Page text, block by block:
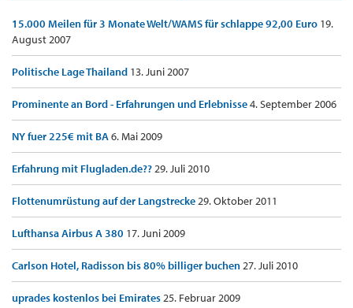
15.000 Meilen für 3 Monate Welt/WAMS für schlappe 92,00 Euro 19.
August 2007
Politische Lage Thailand 13. Juni 2007
Prominente an Bord - Erfahrungen und Erlebnisse4. September 2006
NY fuer 225€ mit BA6. Mai 2009
Erfahrung mit Flugladen.de??29. Juli 2010
Flottenumrüstung auf der Langstrecke29. Oktober 2011
Lufthansa Airbus A 380 17. Juni 2009
Carlson Hotel, Radisson bis 80% billiger buchen27. Juli 2010
uprades kostenlos bei Emirates25. Februar 2009